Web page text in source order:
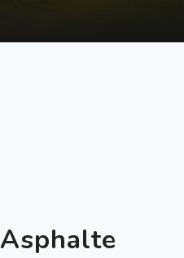
Asphalte